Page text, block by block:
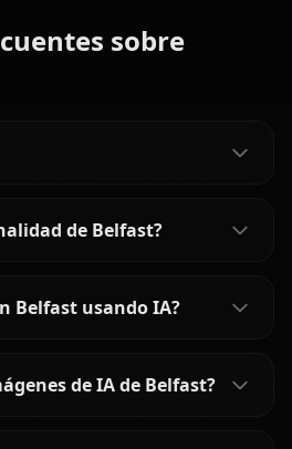
sobre
de Belfast?
Belfast usando IA?
de IA de Belfast?